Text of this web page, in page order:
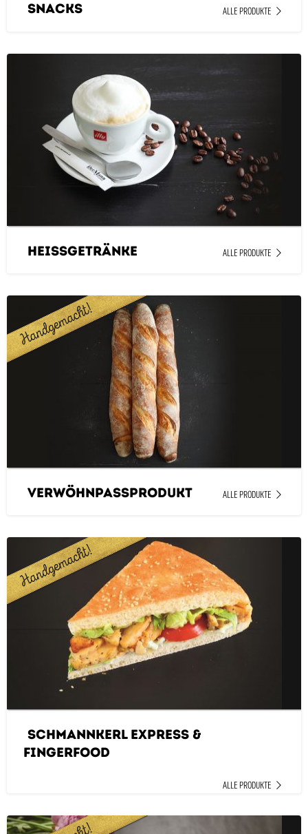
Snacks ALLE PRODUKTE
Heissgetränke ALLE PRODUKTE
Verwöhnpassprodukt ALLE PRODUKTE
SchMANNkerl Express &
Fingerfood
ALLE PRODUKTE